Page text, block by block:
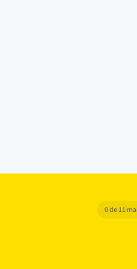
0 de 11